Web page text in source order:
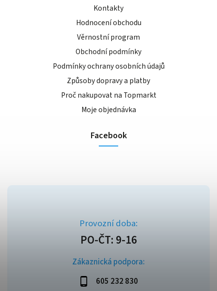
Zákaznická podpora:
605 232 830
Kontakty
Hodnocení obchodu
Věrnostní program
Obchodní podmínky
Podmínky ochrany osobních údajů
Způsoby dopravy a platby
Proč nakupovat na Topmarkt
Moje objednávka
Facebook